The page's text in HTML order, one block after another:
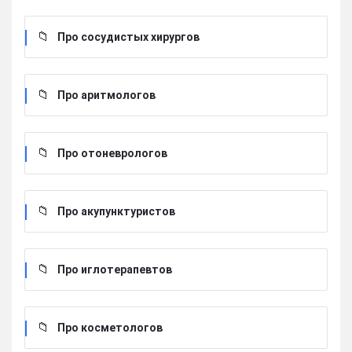
Про сосудистых хирургов
Про аритмологов
Про отоневрологов
Про акупунктуристов
Про иглотерапевтов
Про косметологов